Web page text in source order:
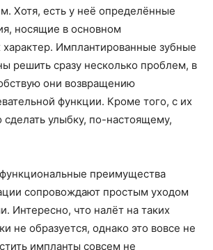
Хотя, есть у неё определённые
носящие в основном
Имплантированные зубные
решить сразу несколько проблем, в
они возвращению
функции. Кроме того, с их
улыбку, по-настоящему,
преимущества
сопровождают простым уходом
Интересно, что налёт на таких
не образуется, однако это вовсе не
импланты совсем не